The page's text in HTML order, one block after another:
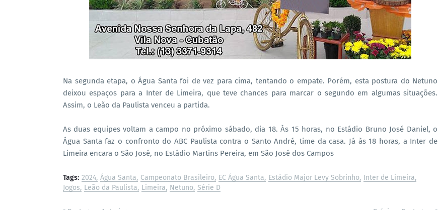
Na segunda etapa, o Água Santa foi de vez para cima, tentando o empate. Porém, esta postura do Netuno
deixou espaços para a Inter de Limeira, que teve chances para marcar o segundo em algumas situações.
Assim, o Leão da Paulista venceu a partida.
As duas equipes voltam a campo no próximo sábado, dia 18. Às 15 horas, no Estádio Bruno José Daniel, o
Água Santa faz o confronto do ABC Paulista contra o Santo André, time da casa. Já às 18 horas, a Inter de
Limeira encara o São José, no Estádio Martins Pereira, em São José dos Campos
Tags: 2024 Água Santa Campeonato Brasileiro EC Água Santa Estádio Major Levy Sobrinho Inter de Limeira
Jogos Leão da Paulista Limeira Netuno Série D